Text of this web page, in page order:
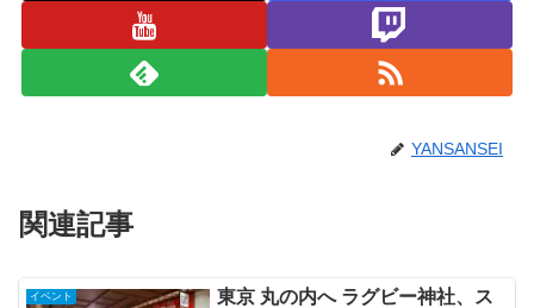
YANSANSEI
関連記事
イベント
東京 丸の内へ ラグビー神社、ス